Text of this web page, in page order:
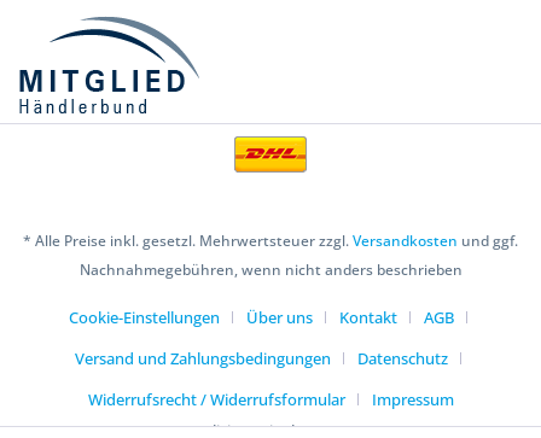
* Alle Preise inkl. gesetzl. Mehrwertsteuer zzgl.Versandkosten und ggf.
Nachnahmegebühren, wenn nicht anders beschrieben
Cookie-Einstellungen Über uns Kontakt
AGB
Versand und Zahlungsbedingungen
Datenschutz
Widerrufsrecht / Widerrufsformular
Impressum
Realisiert mit Shopware